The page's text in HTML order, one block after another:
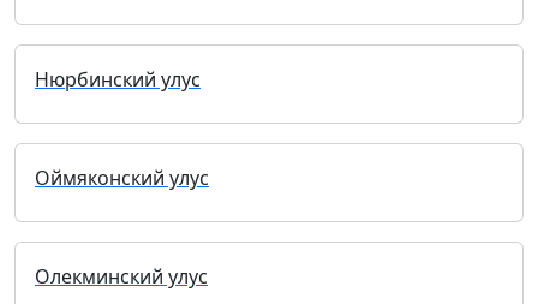
Нюрбинский улус
Оймяконский улус
Олекминский улус